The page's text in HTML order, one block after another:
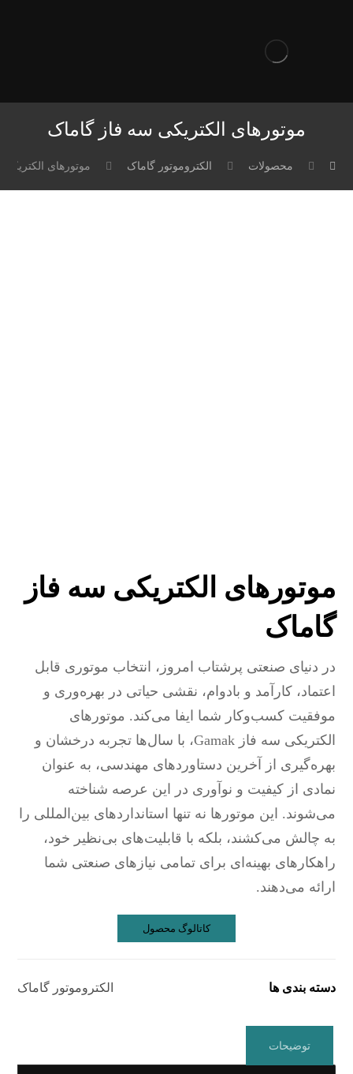
موتورهای الکتریکی سه فاز گاماک
محصولات الکتروموتور گاماک موتورهای
موتورهای الکتریکی سه فاز
گاماک
در دنیای صنعتی پرشتاب امروز، انتخاب موتوری قابل
اعتماد، کارآمد و بادوام، نقشی حیاتی در بهره‌وری و
موفقیت کسب‌وکار شما ایفا می‌کند. موتورهای
الکتریکی سه فاز Gamak، با سال‌ها تجربه درخشان و
بهره‌گیری از آخرین دستاوردهای مهندسی، به عنوان
نمادی از کیفیت و نوآوری در این عرصه شناخته
می‌شوند. این موتورها نه تنها استانداردهای بین‌المللی را
به چالش می‌کشند، بلکه با قابلیت‌های بی‌نظیر خود،
راهکارهای بهینه‌ای برای تمامی نیازهای صنعتی شما
ارائه می‌دهند.
کاتالوگ محصول
دسته بندی ها الکتروموتور گاماک
توضیحات